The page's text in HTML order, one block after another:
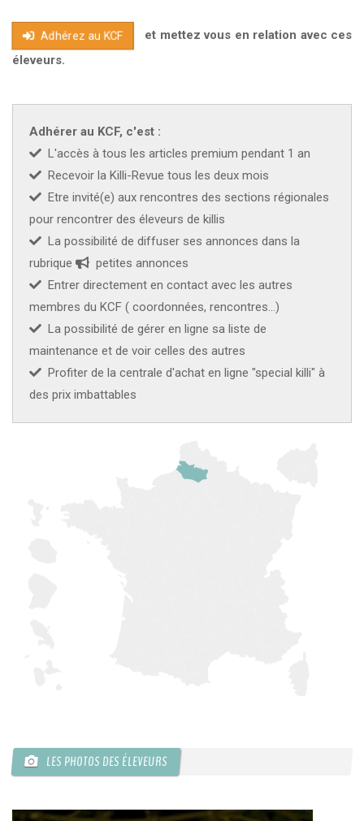
Adhérez au KCF
et mettez vous en relation avec ces
éleveurs.
Adhérer au KCF, c'est :
L'accès à tous les articles premium pendant 1 an
Recevoir la Killi-Revue tous les deux mois
Etre invité(e) aux rencontres des sections régionales
pour rencontrer des éleveurs de killis
La possibilité de diffuser ses annonces dans la
rubrique
petites annonces
Entrer directement en contact avec les autres
membres du KCF ( coordonnées, rencontres...)
La possibilité de gérer en ligne sa liste de
maintenance et de voir celles des autres
Profiter de la centrale d'achat en ligne "special killi" à
des prix imbattables
LES PHOTOS DES ÉLEVEURS